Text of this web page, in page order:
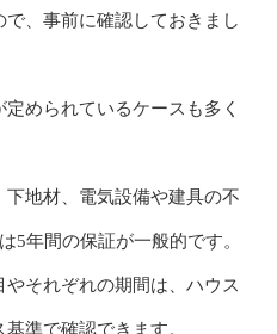
、事前に確認しておきまし
められているケースも多く
地材、電気設備や建具の不
5年間の保証が一般的です。
それぞれの期間は、ハウス
準で確認できます。